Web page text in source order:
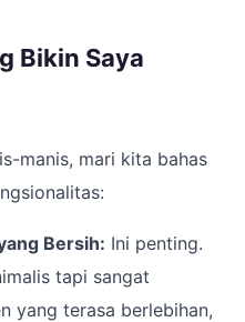
Bikin Saya
manis, mari kita bahas
Bersih: Ini penting.
tapi sangat
yang terasa berlebihan,